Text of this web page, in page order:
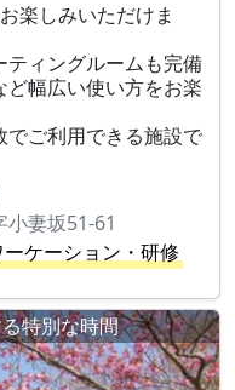
楽しみいただけま
ィングルームも完備
ど幅広い使い方をお楽
でご利用できる施設で
妻坂51-61
ケーション・研修
特別な時間